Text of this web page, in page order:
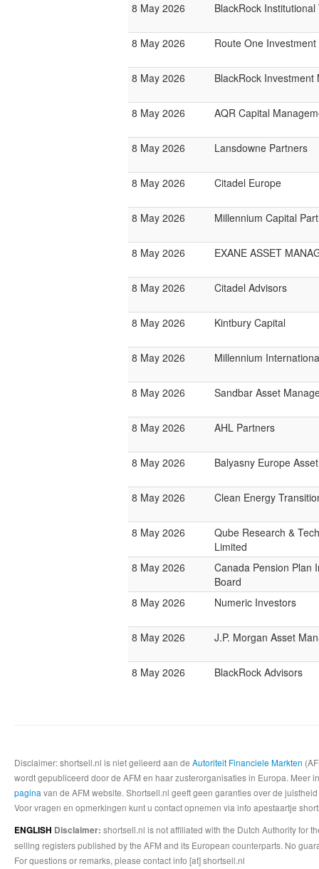
8 May 2026 BlackRock
8 May 2026 Route One
8 May 2026 BlackRock Investment
8 May 2026 AQR Capital
8 May 2026 Lansdowne Partners
8 May 2026 Citadel Europe
8 May 2026 Millennium Capital
8 May 2026 EXANE ASSET
8 May 2026 Citadel Advisors
8 May 2026 Kintbury Capital
8 May 2026 Millennium
8 May 2026 Sandbar Asset
8 May 2026 AHL Partners
8 May 2026 Balyasny Europe
8 May 2026 Clean Energy
8 May 2026
Qube Research &
Limited
8 May 2026
Canada Pension Plan
Board
8 May 2026
Numeric Investors
8 May 2026 J.P. Morgan Asset
8 May 2026 BlackRock Advisors
Disclaimer: shortsell.nl is niet gelieerd aan de Autoriteit Financiele Markten
wordt gepubliceerd door de AFM en haar zusterorganisaties in Europa.
pagina van de AFM website. Shortsell.nl geeft geen garanties over de
Voor vragen en opmerkingen kunt u contact opnemen via info apestaartje
ENGLISH Disclaimer: shortsell.nl is not affiliated with the Dutch Authority for
selling registers published by the AFM and its European counterparts. No
For questions or remarks, please contact info [at] shortsell.nl